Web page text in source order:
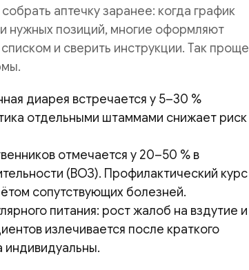
аптечку заранее: когда график
нужных позиций, многие оформляют
и сверить инструкции. Так проще
диарея встречается у 5–30 %
отдельными штаммами снижает риск
отмечается у 20–50 % в
(ВОЗ). Профилактический курс
сопутствующих болезней.
питания: рост жалоб на вздутие и
излечивается после краткого
индивидуальны.